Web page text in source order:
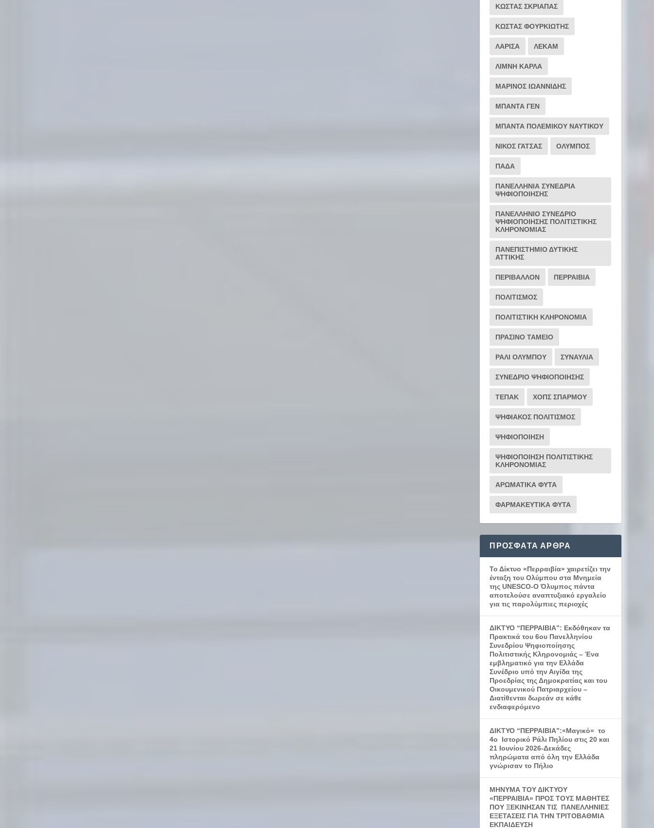
ΚΩΣΤΑΣ ΣΚΡΙΑΠΑΣ
ΚΩΣΤΑΣ ΦΟΥΡΚΙΩΤΗΣ
ΛΑΡΙΣΑ ΛΕΚΑΜ
ΛΙΜΝΗ ΚΑΡΛΑ
ΜΑΡΙΝΟΣ ΙΩΑΝΝΙΔΗΣ
ΜΠΑΝΤΑ ΓΕΝ
ΜΠΑΝΤΑ ΠΟΛΕΜΙΚΟΥ ΝΑΥΤΙΚΟΥ
ΝΙΚΟΣ ΓΑΤΣΑΣ ΟΛΥΜΠΟΣ
ΠΑΔΑ
ΠΑΝΕΛΛΗΝΙΑ ΣΥΝΕΔΡΙΑ
ΨΗΦΙΟΠΟΙΗΣΗΣ
ΠΑΝΕΛΛΗΝΙΟ ΣΥΝΕΔΡΙΟ
ΨΗΦΙΟΠΟΙΗΣΗΣ ΠΟΛΙΤΙΣΤΙΚΗΣ
ΚΛΗΡΟΝΟΜΙΑΣ
ΠΑΝΕΠΙΣΤΗΜΙΟ ΔΥΤΙΚΗΣ
ΑΤΤΙΚΗΣ
ΠΕΡΙΒΑΛΛΟΝ ΠΕΡΡΑΙΒΙΑ
ΠΟΛΙΤΙΣΜΟΣ
ΠΟΛΙΤΙΣΤΙΚΗ ΚΛΗΡΟΝΟΜΙΑ
ΠΡΑΣΙΝΟ ΤΑΜΕΙΟ
ΡΆΛΙ ΟΛΎΜΠΟΥ ΣΥΝΑΥΛΙΑ
ΣΥΝΕΔΡΙΟ ΨΗΦΙΟΠΟΙΗΣΗΣ
ΤΕΠΑΚ ΧΟΠΣ ΣΠΑΡΜΟΥ
ΨΗΦΙΑΚΟΣ ΠΟΛΙΤΙΣΜΟΣ
ΨΗΦΙΟΠΟΙΗΣΗ
ΨΗΦΙΟΠΟΙΗΣΗ ΠΟΛΙΤΙΣΤΙΚΗΣ
ΚΛΗΡΟΝΟΜΙΑΣ
ΑΡΩΜΑΤΙΚΑ ΦΥΤΑ
ΦΑΡΜΑΚΕΥΤΙΚΑ ΦΥΤΑ
ΠΡΌΣΦΑΤΑ ΆΡΘΡΑ
Το Δίκτυο «Περραιβία» χαιρετίζει την
ένταξη του Ολύμπου στα Μνημεία
της UNESCO-Ο Όλυμπος πάντα
αποτελούσε αναπτυξιακό εργαλείο
για τις παρολύμπιες περιοχές
ΔΙΚΤΥΟ “ΠΕΡΡΑΙΒΙΑ”: Εκδόθηκαν τα
Πρακτικά του 6ου Πανελληνίου
Συνεδρίου Ψηφιοποίησης
Πολιτιστικής Κληρονομιάς – Ένα
εμβληματικό για την Ελλάδα
Συνέδριο υπό την Αιγίδα της
Προεδρίας της Δημοκρατίας και του
Οικουμενικού Πατριαρχείου –
Διατίθενται δωρεάν σε κάθε
ενδιαφερόμενο
ΔΙΚΤΥΟ “ΠΕΡΡΑΙΒΙΑ”:«Μαγικό» το
4ο Ιστορικό Ράλι Πηλίου στις 20 και
21 Ιουνίου 2026-Δεκάδες
πληρώματα από όλη την Ελλάδα
γνώρισαν το Πήλιο
ΜΗΝΥΜΑ ΤΟΥ ΔΙΚΤΥΟΥ
«ΠΕΡΡΑΙΒΙΑ» ΠΡΟΣ ΤΟΥΣ ΜΑΘΗΤΕΣ
ΠΟΥ ΞΕΚΙΝΗΣΑΝ ΤΙΣ ΠΑΝΕΛΛΗΝΙΕΣ
ΕΞΕΤΑΣΕΙΣ ΓΙΑ ΤΗΝ ΤΡΙΤΟΒΑΘΜΙΑ
ΕΚΠΑΙΔΕΥΣΗ